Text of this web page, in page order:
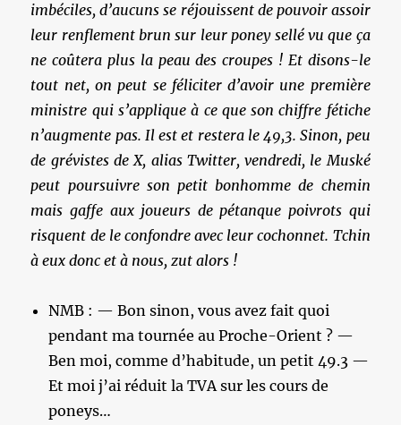
imbéciles, d’aucuns se réjouissent de pouvoir assoir
leur renflement brun sur leur poney sellé vu que ça
ne coûtera plus la peau des croupes ! Et disons-le
tout net, on peut se féliciter d’avoir une première
ministre qui s’applique à ce que son chiffre fétiche
n’augmente pas. Il est et restera le 49,3. Sinon, peu
de grévistes de X, alias Twitter, vendredi, le Muské
peut poursuivre son petit bonhomme de chemin
mais gaffe aux joueurs de pétanque poivrots qui
risquent de le confondre avec leur cochonnet. Tchin
à eux donc et à nous, zut alors !
NMB : — Bon sinon, vous avez fait quoi
pendant ma tournée au Proche-Orient ? —
Ben moi, comme d’habitude, un petit 49.3 —
Et moi j’ai réduit la TVA sur les cours de
poneys…